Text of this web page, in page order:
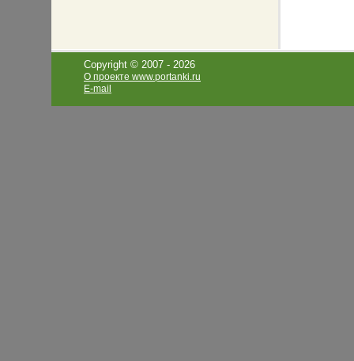
Copyright © 2007 - 2026
О проекте www.portanki.ru
E-mail